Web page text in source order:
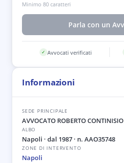
Minimo 80 caratteri
Parla con un
✓ Avvocati verificati
Informazioni
SEDE PRINCIPALE
AVVOCATO ROBERTO CONTINISIO
ALBO
Napoli · dal 1987 · n. AAO35748
ZONE DI INTERVENTO
Napoli